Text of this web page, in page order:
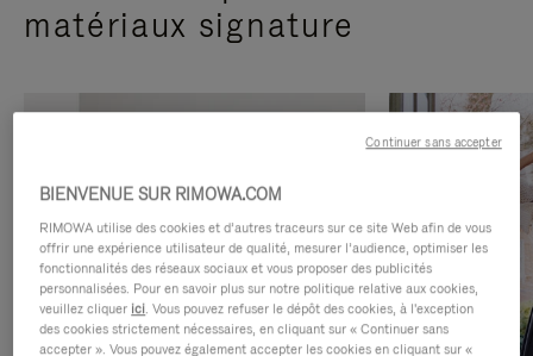
matériaux signature
BIENVENUE SUR RIMOWA.COM
RIMOWA utilise des cookies et d’autres traceurs sur ce site Web afin de vous
offrir une expérience utilisateur de qualité, mesurer l’audience, optimiser les
fonctionnalités des réseaux sociaux et vous proposer des publicités
personnalisées. Pour en savoir plus sur notre politique relative aux cookies,
veuillez cliquer ici. Vous pouvez refuser le dépôt des cookies, à l'exception
des cookies strictement nécessaires, en cliquant sur « Continuer sans
accepter ». Vous pouvez également accepter les cookies en cliquant sur «
Continuer sans accepter